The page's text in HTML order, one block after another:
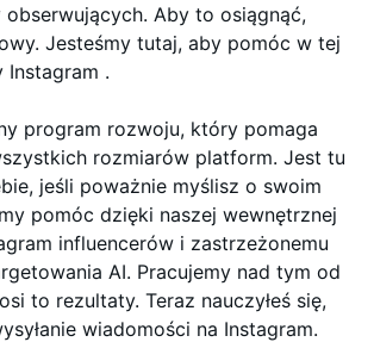
Aby to osiągnąć,
Jesteśmy tutaj, aby pomóc w tej
.
program rozwoju, który pomaga
rozmiarów platform. Jest tu
jeśli poważnie myślisz o swoim
pomóc dzięki naszej wewnętrznej
influencerów i zastrzeżonemu
AI. Pracujemy nad tym od
to rezultaty. Teraz nauczyłeś się,
wiadomości na Instagram.